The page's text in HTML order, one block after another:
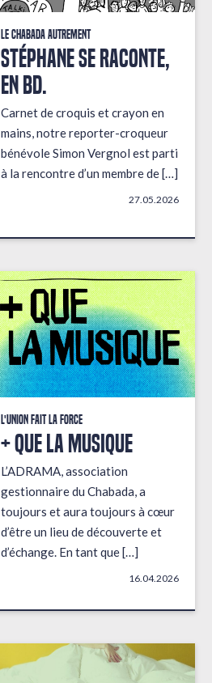
Le Chabada autrement
STÉPHANE SE RACONTE,
EN BD.
Carnet de croquis et crayon en
mains, notre reporter-croqueur
bénévole Simon Vergnol est parti
à la rencontre d’un membre de […]
27.05.2026
L'union fait la force
+ que la musique
L’ADRAMA, association
gestionnaire du Chabada, a
toujours et aura toujours à cœur
d’être un lieu de découverte et
d’échange. En tant que […]
16.04.2026